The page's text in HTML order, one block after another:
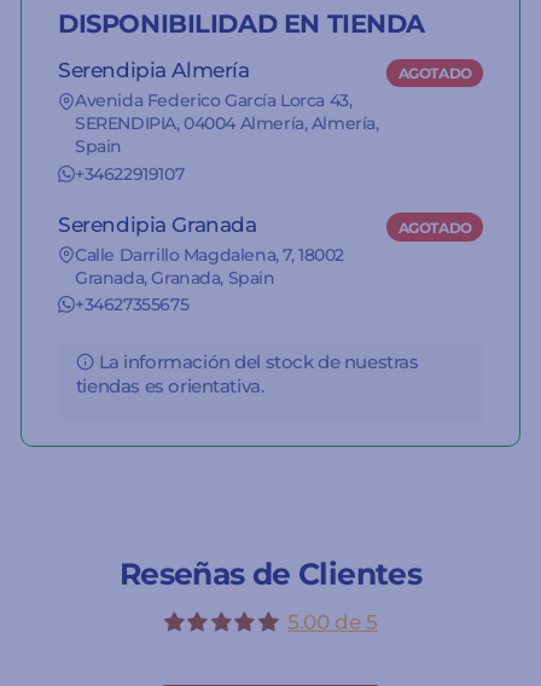
DISPONIBILIDAD EN TIENDA
Serendipia Almería
Avenida Federico García Lorca 43,
SERENDIPIA, 04004 Almería, Almería,
Spain
+34622919107
AGOTADO
Serendipia Granada
Calle Darrillo Magdalena, 7, 18002
Granada, Granada, Spain
+34627355675
AGOTADO
La información del stock de nuestras
tiendas es orientativa.
Reseñas de Clientes
5.00 de 5